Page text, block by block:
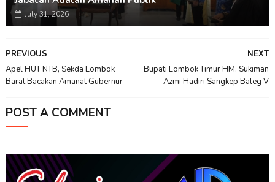
July 31, 2026
NEXT
Bupati Lombok Timur HM. Sukiman
Azmi Hadiri Sangkep Baleg V
PREVIOUS
Apel HUT NTB, Sekda Lombok
Barat Bacakan Amanat Gubernur
POST A COMMENT